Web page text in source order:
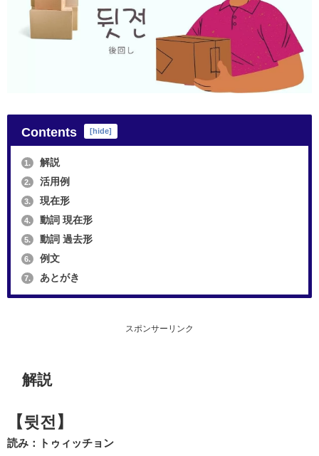
Contents [hide]
1. 解説
2. 活用例
3. 現在形
4. 動詞 現在形
5. 動詞 過去形
6. 例文
7. あとがき
スポンサーリンク
解説
【뒷전】
読み：トゥィッチョン